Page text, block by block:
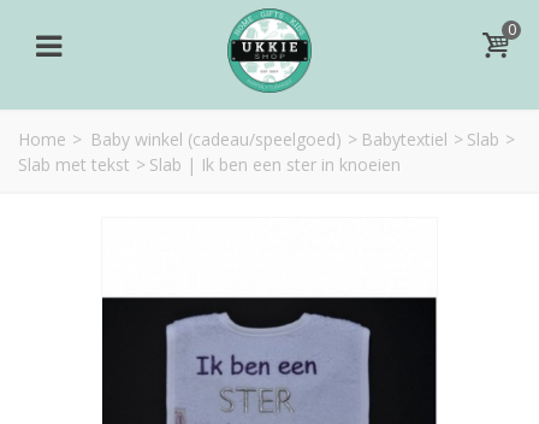
0
Home > Baby winkel (cadeau/speelgoed) > Babytextiel > Slab >
Slab met tekst > Slab | Ik ben een ster in knoeien